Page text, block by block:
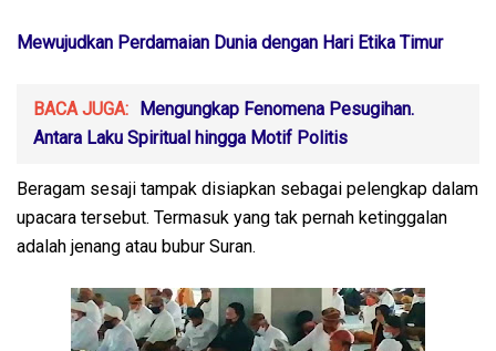
Mewujudkan Perdamaian Dunia dengan Hari Etika Timur
BACA JUGA: Mengungkap Fenomena Pesugihan.
Antara Laku Spiritual hingga Motif Politis
Beragam sesaji tampak disiapkan sebagai pelengkap dalam
upacara tersebut. Termasuk yang tak pernah ketinggalan
adalah jenang atau bubur Suran.